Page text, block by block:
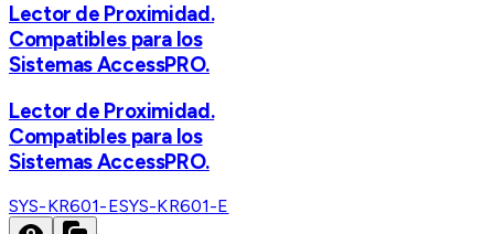
Lector de Proximidad.
Compatibles para los
Sistemas AccessPRO.
Lector de Proximidad.
Compatibles para los
Sistemas AccessPRO.
SYS-KR601-ESYS-KR601-E